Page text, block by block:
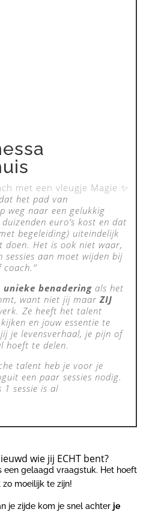
met een vleugje Magie ✨
het pad van
weg naar een gelukkig
euro’s kost en dat
begeleiding) uiteindelijk
doen. Het is ook niet waar,
aan moet wijden bij
unieke benaderingals het
want niet jij maar ZIJ
Ze heeft het talent
en jouw essentie te
je levensverhaal, je pijn of
hoeft te delen.
talent heb je voor je
een paar sessies nodig.
sessie is al
wie jij ECHT bent?
een gelaagd vraagstuk. Het hoeft
zo moeilijk te zijn!
je zijde kom je snel achter je